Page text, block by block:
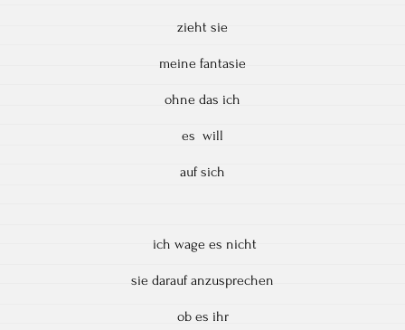
zieht sie
meine fantasie
ohne das ich
es will
auf sich
ich wage es nicht
sie darauf anzusprechen
ob es ihr